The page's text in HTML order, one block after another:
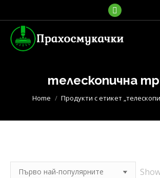
Facebook
page
opens
window
телескопична
You are here:
Home Продукти с етикет